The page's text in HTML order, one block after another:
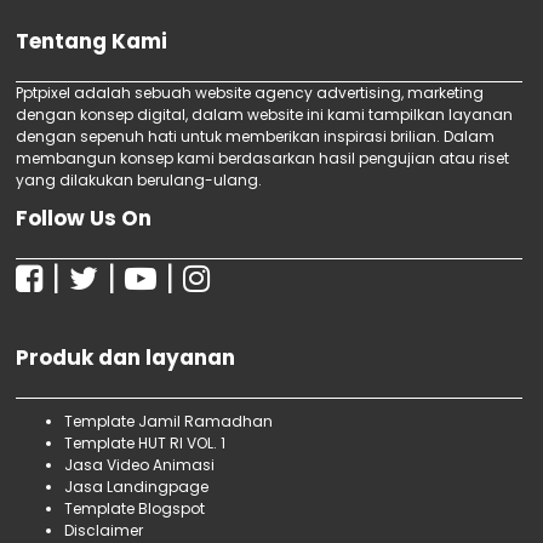
Jasa Webinar SEO
Jasa Digital Marketing Murah
Jasa SEO Bersertifikat Terbaik
Jasa SEO Bersertifikat
Jasa SEO Terbaik di Jakarta
Jasa SEO Produk Makanan dan Minuman
Jasa Menulis SEO Untuk Pemasaran Produk
Jasa SEO Makanan Untuk Home Industri
Jasa SEO One Page Berkualitas
Jasa SEO Bersertifikat di Jakarta dan
Sekitarnya
Terima Kursus SEO Specialist untuk Pemula
Bersama ...
Terima Webinar SEO Gratis untuk Pemula
Bersama Ipt...
Undangan, Jasa video animasi UUD 1945,
Jasa video animasi Buku Import, Jasa video
animasi Agriculture Book Import, Jasa video
animasi Art & Novel Import, Jasa video
animasi Child & Teenager Book Import, Jasa
video animasi Computer Book Import,
Tentang Kami
Pptpixel adalah sebuah website agency advertising, marketing
dengan konsep digital, dalam website ini kami tampilkan layanan
dengan sepenuh hati untuk memberikan inspirasi brilian. Dalam
membangun konsep kami berdasarkan hasil pengujian atau riset
yang dilakukan berulang-ulang.
Follow Us On
| | |
Produk dan layanan
Template Jamil Ramadhan
Template HUT RI VOL. 1
Jasa Video Animasi
Jasa Landingpage
Template Blogspot
Disclaimer